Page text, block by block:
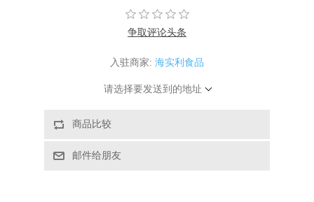
争取评论头条
入驻商家: 海实利食品
请选择要发送到的地址